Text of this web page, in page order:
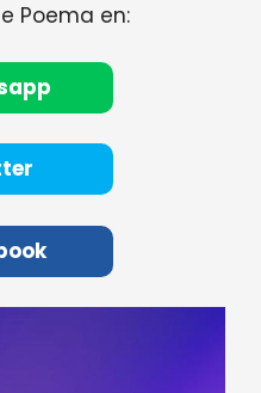
Poema en: